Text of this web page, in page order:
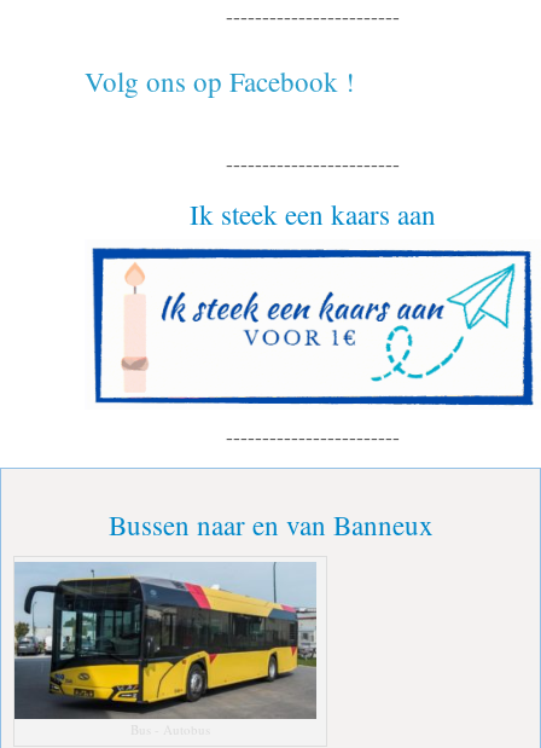
------------------------
Volg ons op Facebook !
------------------------
Ik steek een kaars aan
------------------------
Bussen naar en van Banneux
Bus - Autobus